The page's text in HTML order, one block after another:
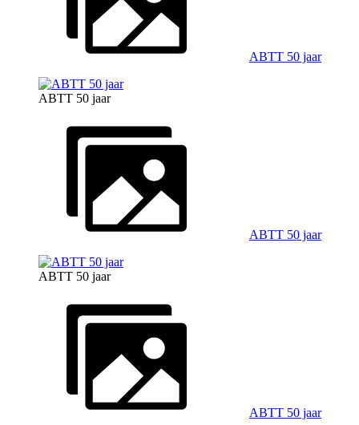
ABTT 50 jaar
ABTT 50 jaar
ABTT 50 jaar
ABTT 50 jaar
ABTT 50 jaar